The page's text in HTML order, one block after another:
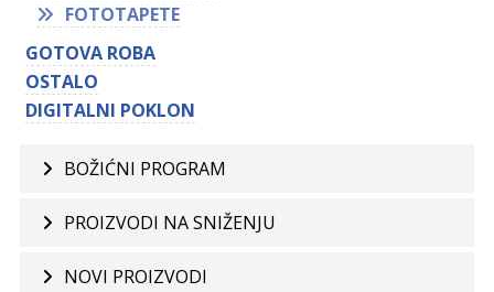
FOTOTAPETE
GOTOVA ROBA
OSTALO
DIGITALNI POKLON
BOŽIĆNI PROGRAM
PROIZVODI NA SNIŽENJU
NOVI PROIZVODI